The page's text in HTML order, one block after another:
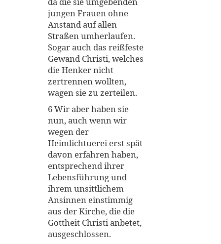
jungen Frauen ohne
Anstand auf allen
Straßen umherlaufen.
Sogar auch das reißfeste
Gewand Christi, welches
die Henker nicht
zertrennen wollten,
wagen sie zu zerteilen.
6 Wir aber haben sie
nun, auch wenn wir
wegen der
Heimlichtuerei erst spät
davon erfahren haben,
entsprechend ihrer
Lebensführung und
ihrem unsittlichem
Ansinnen einstimmig
aus der Kirche, die die
Gottheit Christi anbetet,
ausgeschlossen.